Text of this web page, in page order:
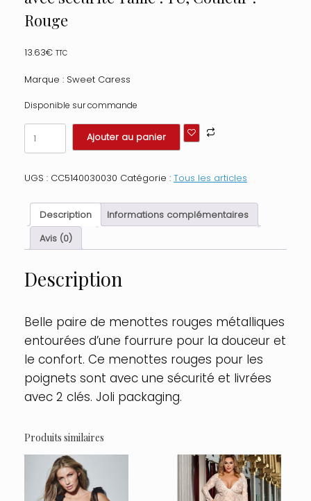
Rouge
13.63€ TTC
Marque : Sweet Caress
Disponible sur commande
quantité
de
Menottes
rouges
poignets
avec
sécurité
Taille
TU,
Couleur
Rouge
Ajouter au panier
UGS : CC5140030030 Catégorie : Tous les articles
Description
Informations complémentaires
Avis (0)
Description
Belle paire de menottes rouges métalliques
entourées d’une fourrure pour la douceur et
le confort. Ce menottes rouges pour les
poignets sont avec une sécurité et livrées
avec 2 clés. Joli packaging.
Produits similaires